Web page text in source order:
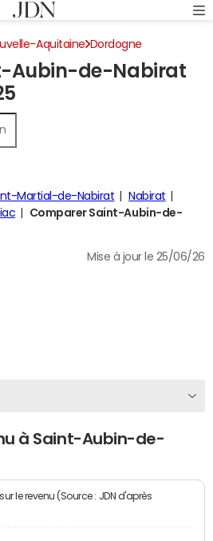
Aquitaine Dordogne
sur le revenu
Aubin-de-Nabirat
Martial-de-Nabirat
Nabirat
Comparer Saint-Aubin-de-
Mise à jour le 25/06/26
à Saint-Aubin-de-
le revenu (Source : JDN d'après